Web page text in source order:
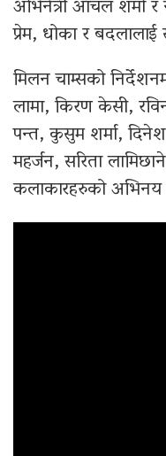
अभिनेत्री आँचल शर्मा
प्रेम, धोका र
मिलन चाम्सको
लामा, किरण केसी,
पन्त, कुसुम शर्मा,
महर्जन, सरिता
कलाकारहरुको